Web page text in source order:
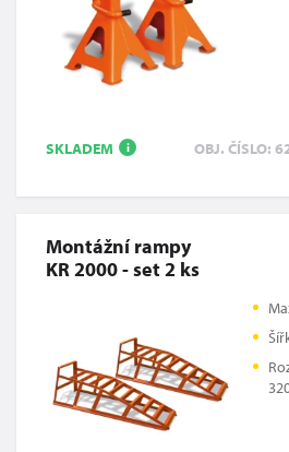
SKLADEM i OBJ. ČÍSLO:
Montážní rampy
KR 2000 - set 2 ks